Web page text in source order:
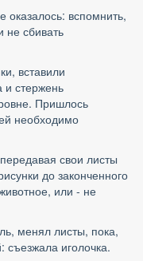
вспомнить,
не сбивать
вставили
и стержень
Пришлось
необходимо
свои листы
до законченного
или - не
менял листы, пока,
съезжала иголочка.